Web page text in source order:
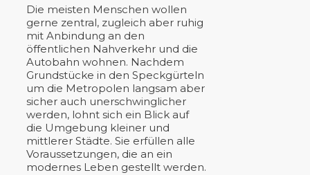
Die meisten Menschen wollen
gerne zentral, zugleich aber ruhig
mit Anbindung an den
öffentlichen Nahverkehr und die
Autobahn wohnen. Nachdem
Grundstücke in den Speckgürteln
um die Metropolen langsam aber
sicher auch unerschwinglicher
werden, lohnt sich ein Blick auf
die Umgebung kleiner und
mittlerer Städte. Sie erfüllen alle
Voraussetzungen, die an ein
modernes Leben gestellt werden.